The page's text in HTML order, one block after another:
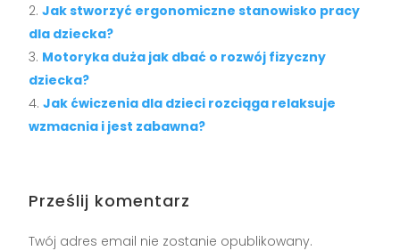
Jak stworzyć ergonomiczne stanowisko pracy
dla dziecka?
Motoryka duża jak dbać o rozwój fizyczny
dziecka?
Jak ćwiczenia dla dzieci rozciąga relaksuje
wzmacnia i jest zabawna?
Prześlij komentarz
Twój adres email nie zostanie opublikowany.